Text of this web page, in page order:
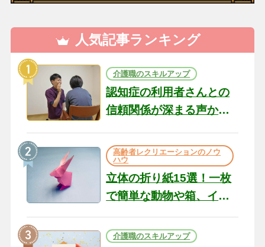
人気記事ランキング
介護職のスキルアップ
認知症の利用者さんとの
信頼関係が深まる声かけ
の現場から（22）
高齢者レクリエーションのノウ
ハウ
立体の折り紙15選！一枚
で簡単な動物や箱、イン
介護職のスキルアップ